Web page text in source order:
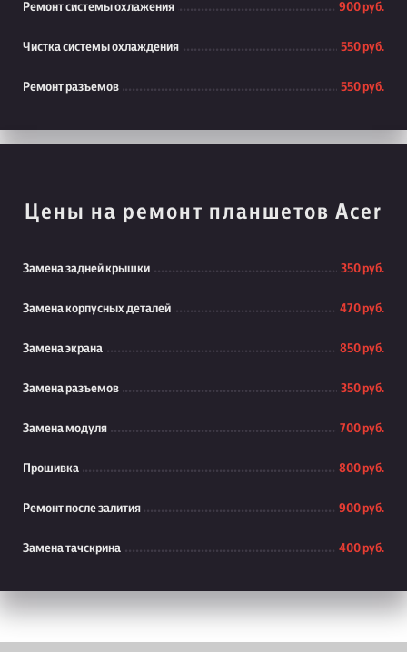
Ремонт системы охлажения 900 руб.
Чистка системы охлаждения 550 руб.
Ремонт разъемов 550 руб.
Цены на ремонт планшетов Acer
Замена задней крышки 350 руб.
Замена корпусных деталей 470 руб.
Замена экрана 850 руб.
Замена разъемов 350 руб.
Замена модуля 700 руб.
Прошивка 800 руб.
Ремонт после залития 900 руб.
Замена тачскрина 400 руб.